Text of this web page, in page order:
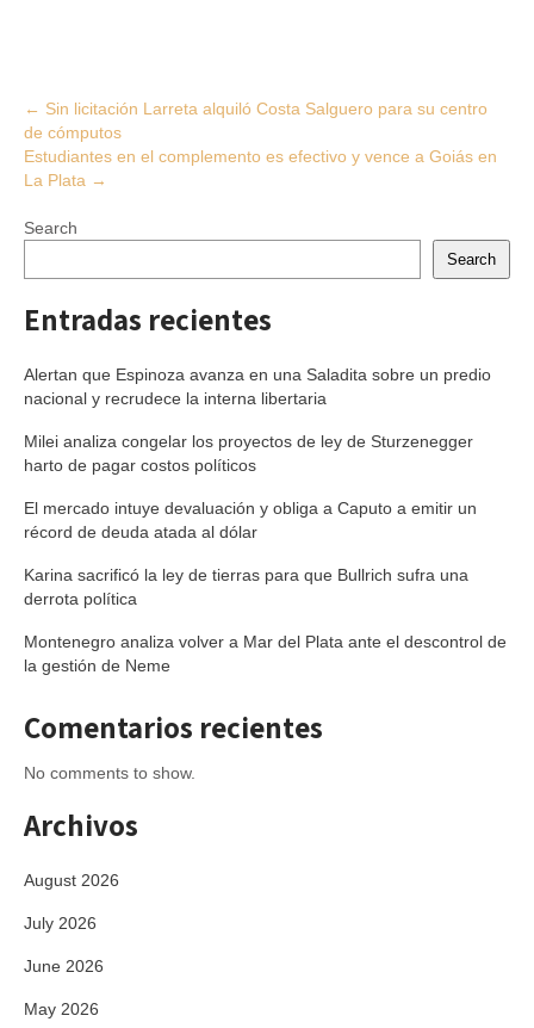
Post
navigation
← Sin licitación Larreta alquiló Costa Salguero para su centro
de cómputos
Estudiantes en el complemento es efectivo y vence a Goiás en
La Plata →
Search
Search
Entradas recientes
Alertan que Espinoza avanza en una Saladita sobre un predio
nacional y recrudece la interna libertaria
Milei analiza congelar los proyectos de ley de Sturzenegger
harto de pagar costos políticos
El mercado intuye devaluación y obliga a Caputo a emitir un
récord de deuda atada al dólar
Karina sacrificó la ley de tierras para que Bullrich sufra una
derrota política
Montenegro analiza volver a Mar del Plata ante el descontrol de
la gestión de Neme
Comentarios recientes
No comments to show.
Archivos
August 2026
July 2026
June 2026
May 2026